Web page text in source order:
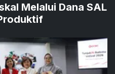
Melalui Dana SAL